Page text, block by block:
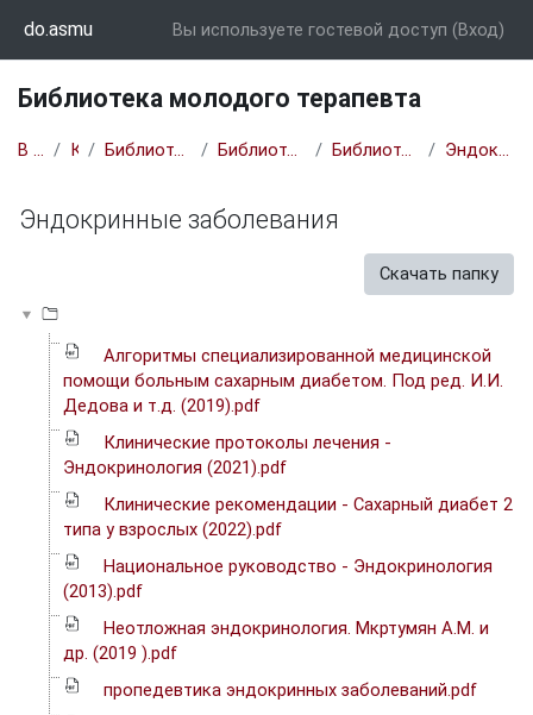
do.asmu Вы используете гостевой доступ (Вход)
Библиотека молодого терапевта
В начало Курсы Библиотека молодого терапевта Библиотека молодого терапевта Библиотека молодого терапевта Эндокринные заболевания
Эндокринные заболевания
Скачать папку
Алгоритмы специализированной медицинской
помощи больным сахарным диабетом. Под ред. И.И.
Дедова и т.д. (2019).pdf
Клинические протоколы лечения -
Эндокринология (2021).pdf
Клинические рекомендации - Сахарный диабет 2
типа у взрослых (2022).pdf
Национальное руководство - Эндокринология
(2013).pdf
Неотложная эндокринология. Мкртумян А.М. и
др. (2019 ).pdf
пропедевтика эндокринных заболеваний.pdf